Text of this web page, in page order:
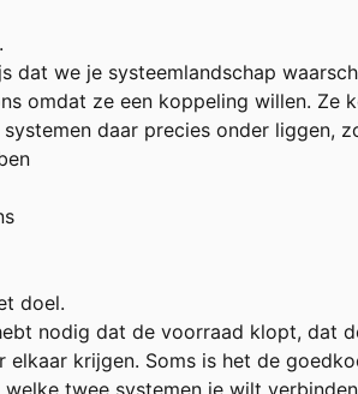
dat we je systeemlandschap
omdat ze een koppeling willen.
daar precies onder liggen,
doel.
nodig dat de voorraad klopt,
krijgen. Soms is het de
twee systemen je wilt